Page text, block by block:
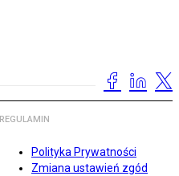
REGULAMIN
Polityka Prywatności
Zmiana ustawień zgód